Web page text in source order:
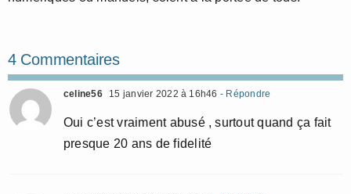
4 Commentaires
celine56 15 janvier 2022 à 16h46 - Répondre
Oui c’est vraiment abusé , surtout quand ça fait
presque 20 ans de fidelité